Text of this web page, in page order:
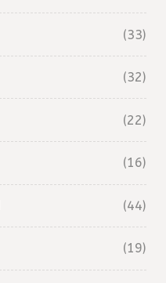
(33)
(32)
(22)
(16)
(44)
(19)